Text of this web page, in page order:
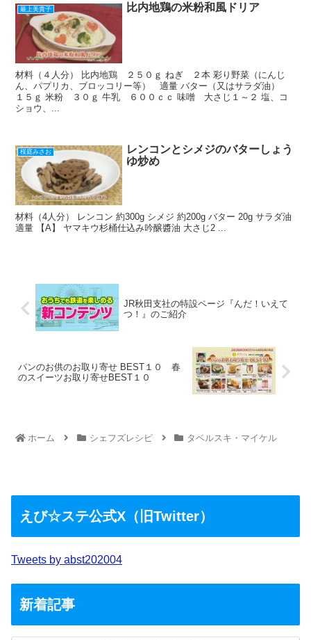
最上美貴子 比内地鶏の米粉和風ドリア
材料（４人分） 比内地鶏 ２５０ｇ ねぎ ２本 彩り野菜（にんじ
ん、パプリカ、ブロッコリー等） 適量 バター（又はサラダ油）
１５ｇ 米粉 ３０ｇ 牛乳 ６００ｃｃ 味噌 大さじ１～２ 塩、コ
ショウ、...
桜庭みさお
レンコンとシメジのバターしょう
ゆ炒め
材料（4人分） レンコン 約300g シメジ 約200g バター 20g サラダ油
適量 【A】 ヤマキウ杉桶仕込み吟醸醬油 大さじ2 ...
JR秋田支社の特設ページ『んだ！いえて
つ！』のご紹介
パンのお供のお取り寄せ BEST１０ 春
のスイーツお取り寄せBEST１０
ホーム シェフズレシピ タベルスキ・マイケル
えび☆ステ公式X（旧Twitter）
Tweets by abst202004
新着記事